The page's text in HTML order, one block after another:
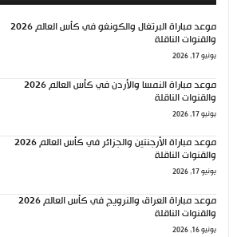
موعد مباراة البرتغال والكونغو في كأس العالم 2026
والقنوات الناقلة
يونيو 17, 2026
موعد مباراة النمسا والأردن في كأس العالم 2026
والقنوات الناقلة
يونيو 17, 2026
موعد مباراة الأرجنتين والجزائر في كأس العالم 2026
والقنوات الناقلة
يونيو 17, 2026
موعد مباراة العراق والنرويج في كأس العالم 2026
والقنوات الناقلة
يونيو 16, 2026